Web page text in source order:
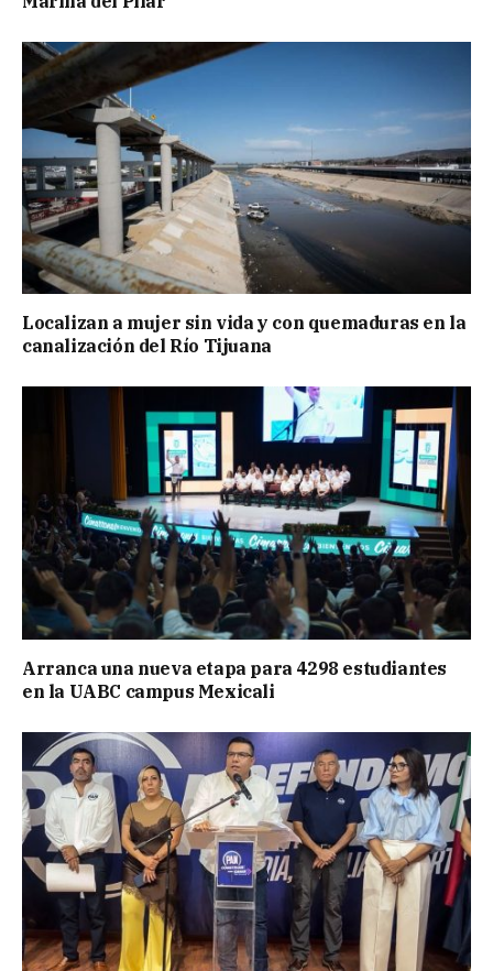
Localizan a mujer sin vida y con quemaduras en la
canalización del Río Tijuana
Arranca una nueva etapa para 4298 estudiantes
en la UABC campus Mexicali